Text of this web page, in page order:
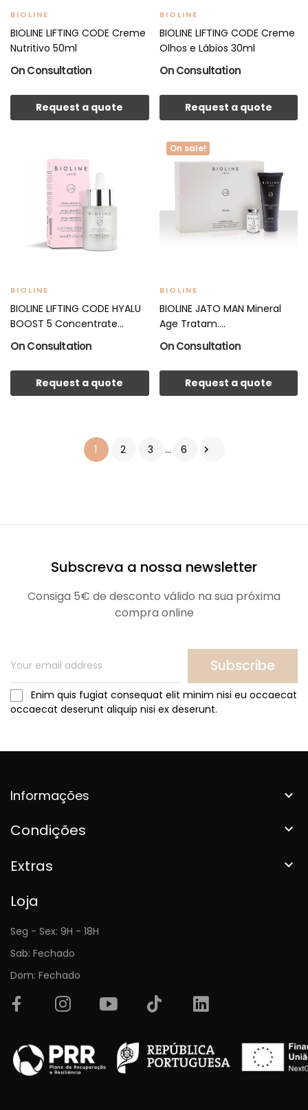
BIOLINE
BIOLINE LIFTING CODE Creme
Nutritivo 50ml
On Consultation
Request a quote
BIOLINE
BIOLINE LIFTING CODE Creme
Olhos e Lábios 30ml
On Consultation
Request a quote
BIOLINE
BIOLINE LIFTING CODE HYALU
BOOST 5 Concentrate...
On Consultation
Request a quote
On sale!
BIOLINE
BIOLINE JATO MAN Mineral
Age Tratam....
On Consultation
Request a quote
1 2 3 … 6 
Subscreva a nossa newsletter
Consiga 5€ de desconto válido na sua próxima
compra online
Subscribe
Enim quis fugiat consequat elit minim nisi eu occaecat
occaecat deserunt aliquip nisi ex deserunt.
Informações 
Condições 
Extras 
Loja
Seg - Sex: 9H - 18H
Sab: Fechado
Dom: Fechado